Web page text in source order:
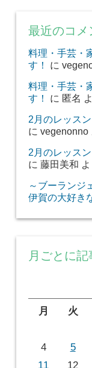
最近のコメ
料理・手芸・
す！
に
料理・手芸・
す！
に 匿名
2月のレッス
に vegenonno
2月のレッス
に 藤田美和 よ
～ブーラン
伊賀の大好き
月ごとに記
月 火
4
5
11
12